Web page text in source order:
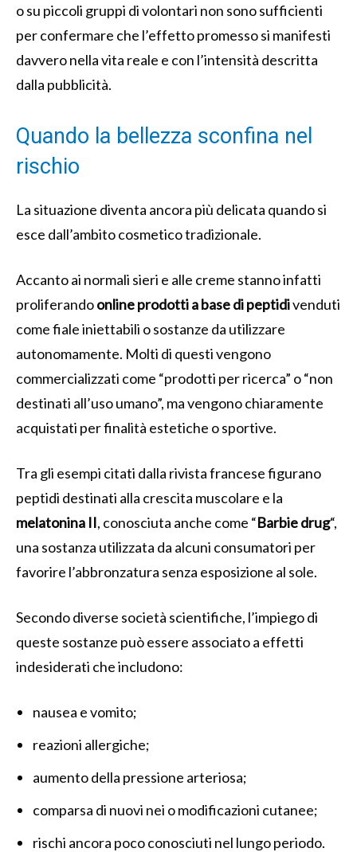
o su piccoli gruppi di volontari non sono sufficienti
per confermare che l’effetto promesso si manifesti
davvero nella vita reale e con l’intensità descritta
dalla pubblicità.
Quando la bellezza sconfina nel
rischio
La situazione diventa ancora più delicata quando si
esce dall’ambito cosmetico tradizionale.
Accanto ai normali sieri e alle creme stanno infatti
proliferandoonline prodotti a base di peptidivenduti
come fiale iniettabili o sostanze da utilizzare
autonomamente. Molti di questi vengono
commercializzati come “prodotti per ricerca” o “non
destinati all’uso umano”, ma vengono chiaramente
acquistati per finalità estetiche o sportive.
Tra gli esempi citati dalla rivista francese figurano
peptidi destinati alla crescita muscolare e la
melatonina II, conosciuta anche come “Barbie drug“,
una sostanza utilizzata da alcuni consumatori per
favorire l’abbronzatura senza esposizione al sole.
Secondo diverse società scientifiche, l’impiego di
queste sostanze può essere associato a effetti
indesiderati che includono:
nausea e vomito;
reazioni allergiche;
aumento della pressione arteriosa;
comparsa di nuovi nei o modificazioni cutanee;
rischi ancora poco conosciuti nel lungo periodo.